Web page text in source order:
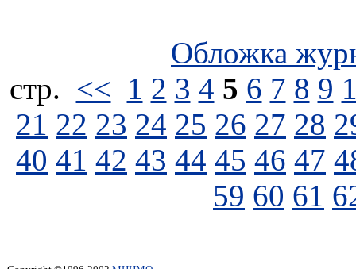
Обложка
стp. << 1 2 3 4 5 6 7 8 9
21 22 23 24 25 26 27 28
40 41 42 43 44 45 46 47
59 60 61